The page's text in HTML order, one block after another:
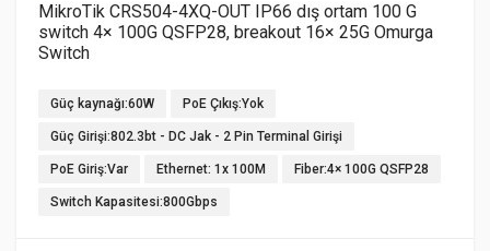
MikroTik CRS504-4XQ-OUT IP66 dış ortam 100 G
switch 4× 100G QSFP28, breakout 16× 25G Omurga
Switch
Güç kaynağı:60W PoE Çıkış:Yok
Güç Girişi:802.3bt - DC Jak - 2 Pin Terminal Girişi
PoE Giriş:Var Ethernet: 1x 100M Fiber:4× 100G QSFP28
Switch Kapasitesi:800Gbps